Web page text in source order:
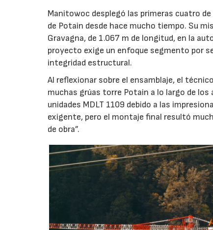
Manitowoc desplegó las primeras cuatro
de Potain desde hace mucho tiempo. Su
Gravagna, de 1.067 m de longitud, en la
proyecto exige un enfoque segmento por
integridad estructural.
Al reflexionar sobre el ensamblaje, el
muchas grúas torre Potain a lo largo de
unidades MDLT 1109 debido a las
exigente, pero el montaje final resultó
de obra”.